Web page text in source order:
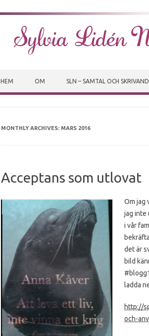
HEM OM SLN – SAMTAL OCH
MONTHLY ARCHIVES: MARS 2016
Acceptans som utlovat
Om jag
jag inte
i vår
det är
bild
ladda
http://
och-